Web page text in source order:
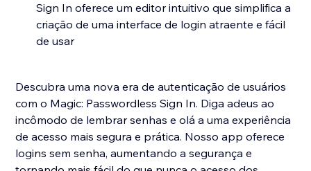
Sign In oferece um editor intuitivo que simplifica a
criação de uma interface de login atraente e fácil
de usar
Descubra uma nova era de autenticação de usuários
com o Magic: Passwordless Sign In. Diga adeus ao
incômodo de lembrar senhas e olá a uma experiência
de acesso mais segura e prática. Nosso app oferece
logins sem senha, aumentando a segurança e